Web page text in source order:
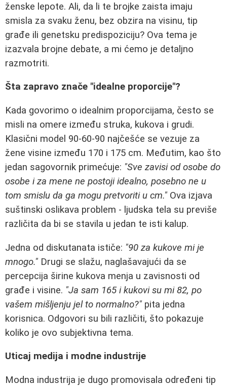
ženske lepote. Ali, da li te brojke zaista imaju
smisla za svaku ženu, bez obzira na visinu, tip
građe ili genetsku predispoziciju? Ova tema je
izazvala brojne debate, a mi ćemo je detaljno
razmotriti.
Šta zapravo znače "idealne proporcije"?
Kada govorimo o idealnim proporcijama, često se
misli na omere između struka, kukova i grudi.
Klasični model 90-60-90 najčešće se vezuje za
žene visine između 170 i 175 cm. Međutim, kao što
jedan sagovornik primećuje: "Sve zavisi od osobe do
osobe i za mene ne postoji idealno, posebno ne u
tom smislu da ga mogu pretvoriti u cm." Ova izjava
suštinski oslikava problem - ljudska tela su previše
različita da bi se stavila u jedan te isti kalup.
Jedna od diskutanata ističe: "90 za kukove mi je
mnogo." Drugi se slažu, naglašavajući da se
percepcija širine kukova menja u zavisnosti od
građe i visine. "Ja sam 165 i kukovi su mi 82, po
vašem mišljenju jel to normalno?" pita jedna
korisnica. Odgovori su bili različiti, što pokazuje
koliko je ovo subjektivna tema.
Uticaj medija i modne industrije
Modna industrija je dugo promovisala određeni tip